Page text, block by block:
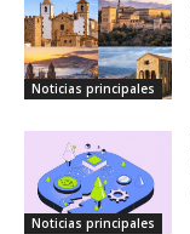
Noticias principales
Noticias principales